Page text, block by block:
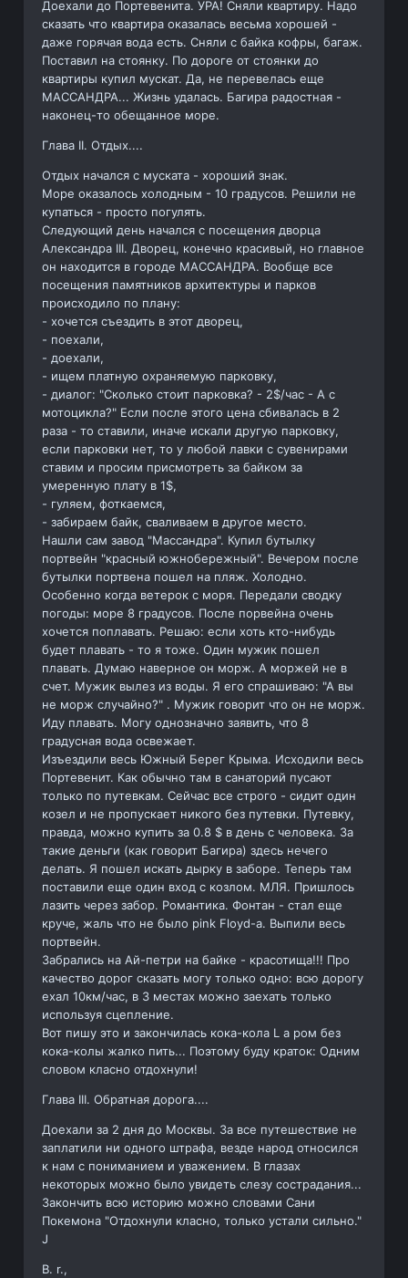
Доехали до Портевенита. УРА! Сняли квартиру. Надо
сказать что квартира оказалась весьма хорошей -
даже горячая вода есть. Сняли с байка кофры, багаж.
Поставил на стоянку. По дороге от стоянки до
квартиры купил мускат. Да, не перевелась еще
МАССАНДРА... Жизнь удалась. Багира радостная -
наконец-то обещанное море.
Глава II. Отдых....
Отдых начался с муската - хороший знак.
Море оказалось холодным - 10 градусов. Решили не
купаться - просто погулять.
Следующий день начался с посещения дворца
Александра III. Дворец, конечно красивый, но главное
он находится в городе МАССАНДРА. Вообще все
посещения памятников архитектуры и парков
происходило по плану:
- хочется съездить в этот дворец,
- поехали,
- доехали,
- ищем платную охраняемую парковку,
- диалог: "Сколько стоит парковка? - 2$/час - А с
мотоцикла?" Если после этого цена сбивалась в 2
раза - то ставили, иначе искали другую парковку,
если парковки нет, то у любой лавки с сувенирами
ставим и просим присмотреть за байком за
умеренную плату в 1$,
- гуляем, фоткаемся,
- забираем байк, сваливаем в другое место.
Нашли сам завод "Массандра". Купил бутылку
портвейн "красный южнобережный". Вечером после
бутылки портвена пошел на пляж. Холодно.
Особенно когда ветерок с моря. Передали сводку
погоды: море 8 градусов. После порвейна очень
хочется поплавать. Решаю: если хоть кто-нибудь
будет плавать - то я тоже. Один мужик пошел
плавать. Думаю наверное он морж. А моржей не в
счет. Мужик вылез из воды. Я его спрашиваю: "А вы
не морж случайно?" . Мужик говорит что он не морж.
Иду плавать. Могу однозначно заявить, что 8
градусная вода освежает.
Изъездили весь Южный Берег Крыма. Исходили весь
Портевенит. Как обычно там в санаторий пусают
только по путевкам. Сейчас все строго - сидит один
козел и не пропускает никого без путевки. Путевку,
правда, можно купить за 0.8 $ в день с человека. За
такие деньги (как говорит Багира) здесь нечего
делать. Я пошел искать дырку в заборе. Теперь там
поставили еще один вход с козлом. МЛЯ. Пришлось
лазить через забор. Романтика. Фонтан - стал еще
круче, жаль что не было pink Floyd-a. Выпили весь
портвейн.
Забрались на Ай-петри на байке - красотища!!! Про
качество дорог сказать могу только одно: всю дорогу
ехал 10км/час, в 3 местах можно заехать только
используя сцепление.
Вот пишу это и закончилась кока-кола L а ром без
кока-колы жалко пить... Поэтому буду краток: Одним
словом класно отдохнули!
Глава III. Обратная дорога....
Доехали за 2 дня до Москвы. За все путешествие не
заплатили ни одного штрафа, везде народ относился
к нам с пониманием и уважением. В глазах
некоторых можно было увидеть слезу сострадания...
Закончить всю историю можно словами Сани
Покемона "Отдохнули класно, только устали сильно."
J
B. r.,